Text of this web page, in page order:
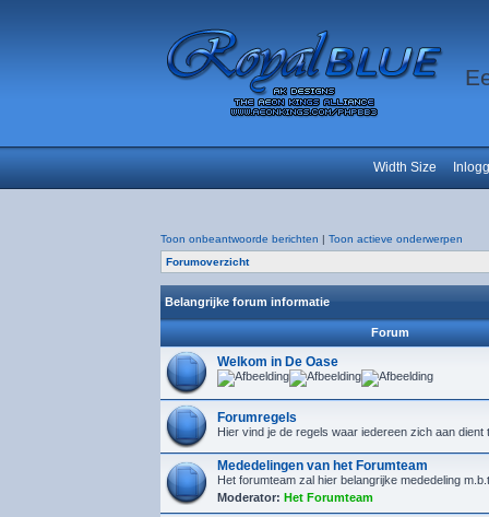
Width Size
Toon onbeantwoorde berichten | Toon actieve onderwerpen
Forumoverzicht
Belangrijke forum informatie
Forum
Welkom in De Oase
Forumregels
Hier vind je de regels waar iedereen zich aan dient
Mededelingen van het Forumteam
Het forumteam zal hier belangrijke mededeling
Moderator: Het Forumteam